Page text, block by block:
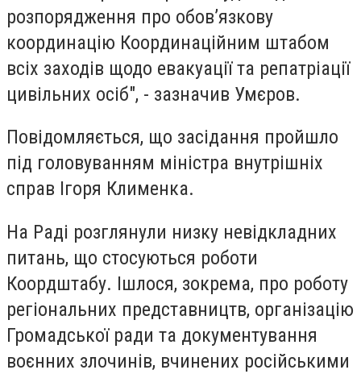
розпорядження про обов’язкову
координацію Координаційним штабом
всіх заходів щодо евакуації та репатріації
цивільних осіб", - зазначив Умєров.
Повідомляється, що засідання пройшло
під головуванням міністра внутрішніх
справ Ігоря Клименка.
На Раді розглянули низку невідкладних
питань, що стосуються роботи
Коордштабу. Ішлося, зокрема, про роботу
регіональних представництв, організацію
Громадської ради та документування
воєнних злочинів, вчинених російськими